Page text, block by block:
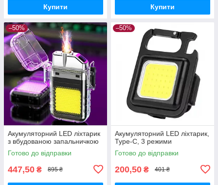
Купити Купити
–50%
Акумуляторний LED ліхтарик
з вбудованою запальничкою
Готово до відправки
447,50 ₴ 895 ₴
–50%
Акумуляторний LED ліхтарик,
Type-C, 3 режими
Готово до відправки
200,50 ₴ 401 ₴